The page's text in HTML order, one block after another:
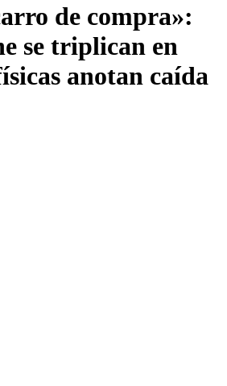
de compra»:
se triplican en
anotan caída